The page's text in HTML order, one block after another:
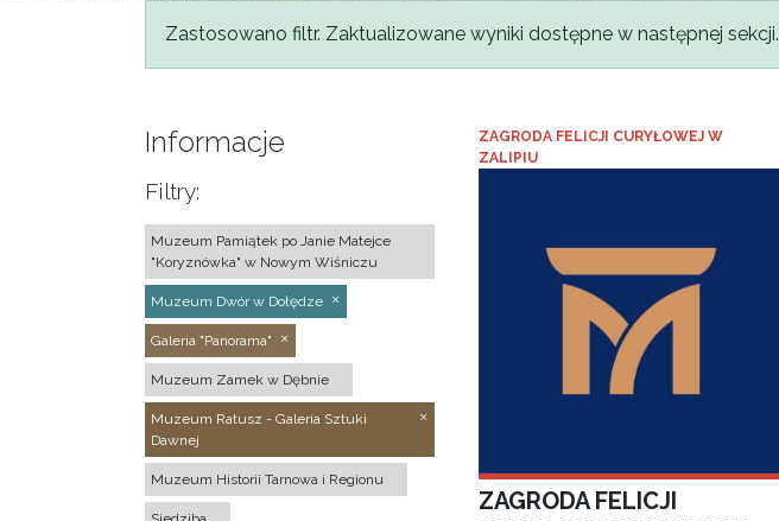
Komunikat
Zastosowano filtr. Zaktualizowane wyniki dostępne w następnej sekcji.
Informacje
Filtry:
Muzeum Pamiątek po Janie Matejce
"Koryznówka" w Nowym Wiśniczu
Muzeum Dwór w Dołędze
Galeria "Panorama"
Muzeum Zamek w Dębnie
Muzeum Ratusz - Galeria Sztuki
Dawnej
Muzeum Historii Tarnowa i Regionu
ZAGRODA FELICJI CURYŁOWEJ W
ZALIPIU
ZAGRODA FELICJI